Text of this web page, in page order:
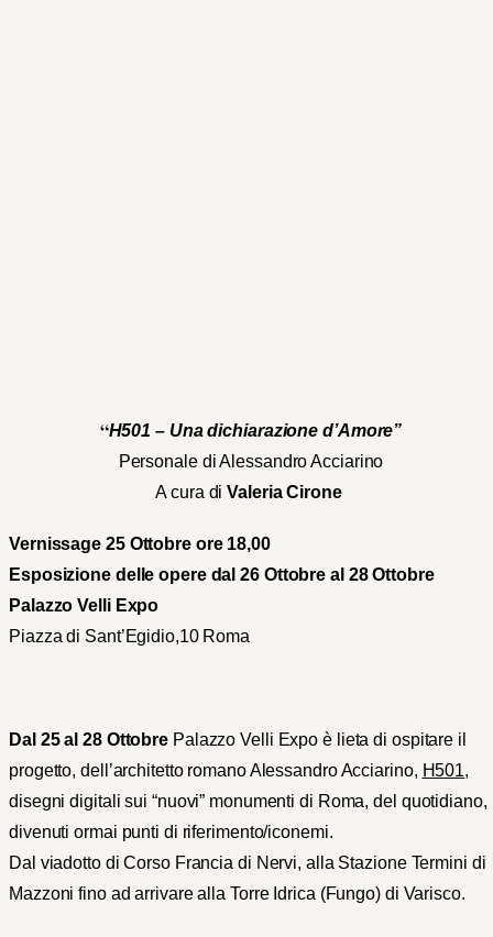
“H501 – Una dichiarazione d’Amore”
Personale di Alessandro Acciarino
A cura diValeria Cirone
Vernissage 25 Ottobre ore 18,00
Esposizione delle opere dal 26 Ottobre al 28 Ottobre
Palazzo Velli Expo
Piazza di Sant’Egidio,10 Roma
Dal 25 al 28 Ottobre Palazzo Velli Expo è lieta di ospitare il
progetto, dell’architetto romano Alessandro Acciarino, H501,
disegni digitali sui “nuovi” monumenti di Roma, del quotidiano,
divenuti ormai punti di riferimento/iconemi.
Dal viadotto di Corso Francia di Nervi, alla Stazione Termini di
Mazzoni fino ad arrivare alla Torre Idrica (Fungo) di Varisco.